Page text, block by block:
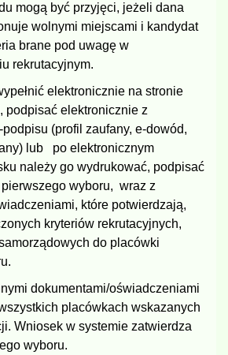
mogą być przyjęci, jeżeli dana
wolnymi miejscami i kandydat
brane pod uwagę w
rekrutacyjnym.
elektronicznie na stronie
podpisać elektronicznie z
(profil zaufany, e-dowód,
lub po elektronicznym
należy go wydrukować, podpisać
pierwszego wyboru, wraz z
które potwierdzają,
kryteriów rekrutacyjnych,
do placówki
dokumentami/oświadczeniami
placówkach wskazanych
Wniosek w systemie zatwierdza
wyboru.